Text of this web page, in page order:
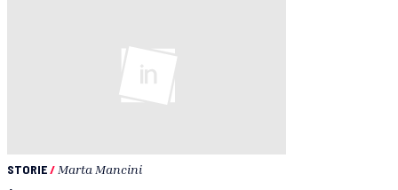
STORIE/ Marta Mancini